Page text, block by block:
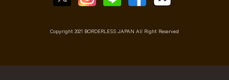
Copyright 2021 BORDERLESS JAPAN All Right Reserved